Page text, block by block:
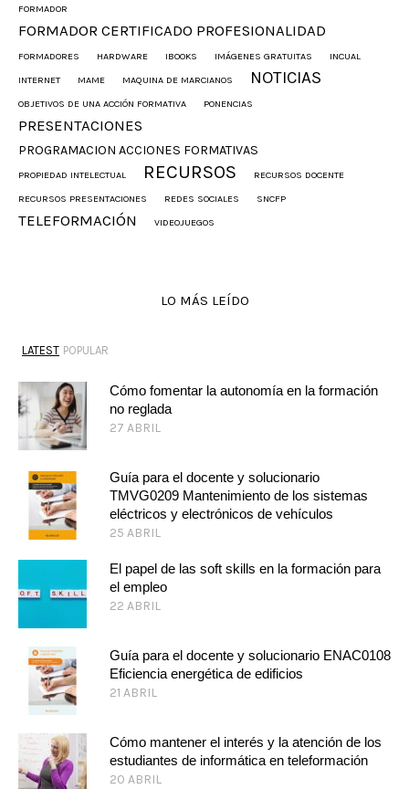
FORMADOR
FORMADOR CERTIFICADO PROFESIONALIDAD
FORMADORES HARDWARE IBOOKS IMÁGENES GRATUITAS
INCUAL
INTERNET
MAME MAQUINA DE MARCIANOS NOTICIAS
OBJETIVOS DE UNA ACCIÓN FORMATIVA PONENCIAS
PRESENTACIONES
PROGRAMACION ACCIONES FORMATIVAS
PROPIEDAD INTELECTUAL RECURSOS
RECURSOS DOCENTE
RECURSOS PRESENTACIONES
REDES SOCIALES SNCFP
TELEFORMACIÓN VIDEOJUEGOS
LO MÁS LEÍDO
LATEST POPULAR
Cómo fomentar la autonomía en la formación
no reglada
27 ABRIL
Guía para el docente y solucionario
TMVG0209 Mantenimiento de los sistemas
eléctricos y electrónicos de vehículos
25 ABRIL
El papel de las soft skills en la formación para
el empleo
22 ABRIL
Guía para el docente y solucionario ENAC0108
Eficiencia energética de edificios
21 ABRIL
Cómo mantener el interés y la atención de los
estudiantes de informática en teleformación
20 ABRIL